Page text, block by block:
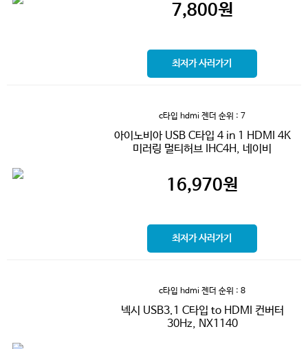
7,800원
최저가 사러가기
c타입 hdmi 젠더 순위 : 7
아이노비아 USB C타입 4 in 1 HDMI 4K
미러링 멀티허브 IHC4H, 네이비
16,970원
최저가 사러가기
c타입 hdmi 젠더 순위 : 8
넥시 USB3.1 C타입 to HDMI 컨버터
30Hz, NX1140